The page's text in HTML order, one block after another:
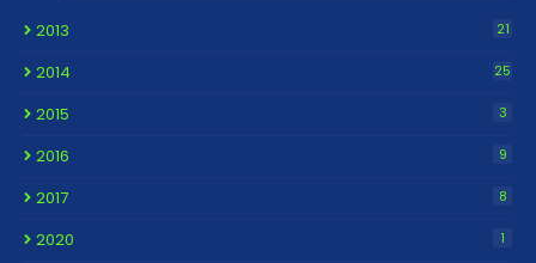
2013 21
2014 25
2015 3
2016 9
2017 8
2020 1